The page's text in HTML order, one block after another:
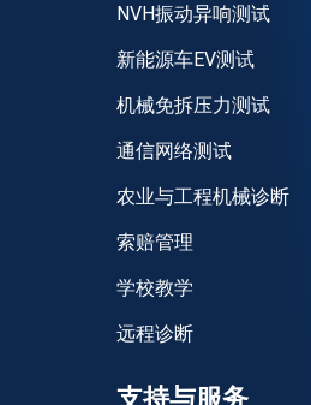
NVH振动异响测试
新能源车EV测试
机械免拆压力测试
通信网络测试
农业与工程机械诊断
索赔管理
学校教学
远程诊断
支持与服务